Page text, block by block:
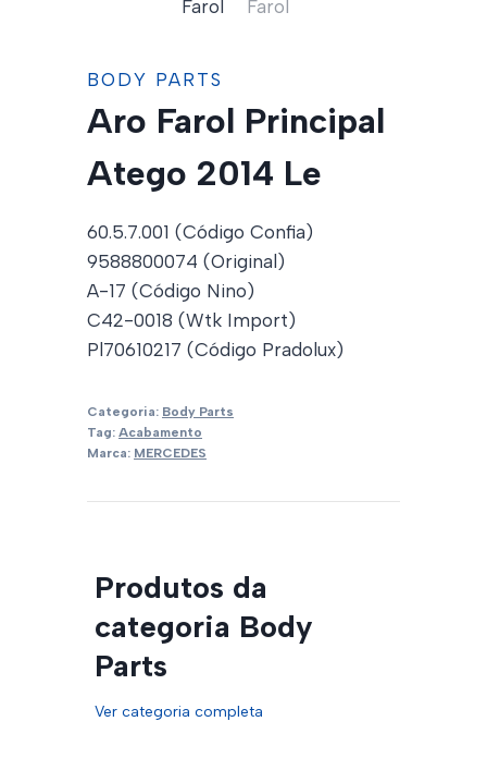
BODY PARTS
Aro Farol Principal
Atego 2014 Le
60.5.7.001 (Código Confia)
9588800074 (Original)
A-17 (Código Nino)
C42-0018 (Wtk Import)
Pl70610217 (Código Pradolux)
Categoria: Body Parts
Tag: Acabamento
Marca: MERCEDES
Produtos da
categoria Body
Parts
Ver categoria completa